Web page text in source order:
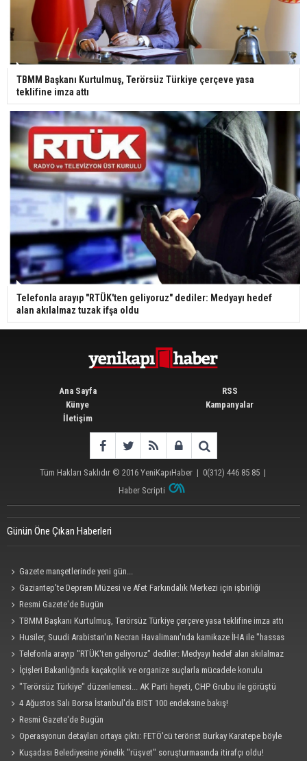
TBMM Başkanı Kurtulmuş, Terörsüz Türkiye çerçeve yasa
teklifine imza attı
Telefonla arayıp "RTÜK'ten geliyoruz" dediler: Medyayı hedef
alan akılalmaz tuzak ifşa oldu
Ana Sayfa
Künye
İletişim
RSS
Kampanyalar
Tüm Hakları Saklıdır © 2016 YeniKapıHaber| 0(312) 446 85 85|
Haber Scripti
Günün Öne Çıkan Haberleri
Gazete manşetlerinde yeni gün...
Gaziantep'te Deprem Müzesi ve Afet Farkındalık Merkezi için işbirliği
protokolü imzalandı
Resmi Gazete'de Bugün
TBMM Başkanı Kurtulmuş, Terörsüz Türkiye çerçeve yasa teklifine imza attı
Husiler, Suudi Arabistan'ın Necran Havalimanı'nda kamikaze İHA ile "hassas
bir hedefi" vurduklarını açıkladı
Telefonla arayıp "RTÜK'ten geliyoruz" dediler: Medyayı hedef alan akılalmaz
tuzak ifşa oldu
İçişleri Bakanlığında kaçakçılık ve organize suçlarla mücadele konulu
güvenlik toplantısı yapıldı
"Terörsüz Türkiye" düzenlemesi... AK Parti heyeti, CHP Grubu ile görüştü
4 Ağustos Salı Borsa İstanbul'da BIST 100 endeksine bakış!
Resmi Gazete'de Bugün
Operasyonun detayları ortaya çıktı: FETÖ'cü terörist Burkay Karatepe böyle
yakalandı!
Kuşadası Belediyesine yönelik "rüşvet" soruşturmasında itirafçı oldu!